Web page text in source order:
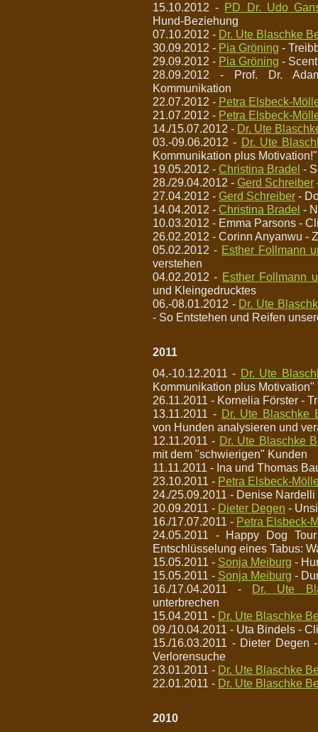
15.10.2012 - PD Dr. Udo
Hund-Beziehung
07.10.2012 - Dr. Ute Blaschke
30.09.2012 - Pia Gröning -
29.09.2012 - Pia Gröning -
28.09.2012 - Prof. Dr.
Kommunikation
22.07.2012 - Petra Elsbeck-
21.07.2012 - Petra Elsbeck-
14./15.07.2012 - Dr. Ute
03.-09.06.2012 - Dr. Ute
Kommunikation plus
19.05.2012 - Christina Bradel -
28./29.04.2012 - Gerd Schreiber
27.04.2012 - Gerd Schreiber -
14.04.2012 - Christina Bradel -
10.03.2012 - Emma Parsons -
26.02.2012 - Corinn Anyanwu -
05.02.2012 - Esther Follmann
verstehen
04.02.2012 - Esther Follmann
und Kleingedrucktes
06.-08.01.2012 - Dr. Ute
- So Entstehen und Reifen
2011
04.-10.12.2011 - Dr. Ute
Kommunikation plus
26.11.2011 - Kornelia Förster -
13.11.2011 - Dr. Ute Blaschke
von Hunden analysieren und
12.11.2011 - Dr. Ute Blaschke
mit dem "schwierigen" Kunden
11.11.2011 - Ina und Thomas
23.10.2011 - Petra Elsbeck-
24./25.09.2011 - Denise
20.09.2011 - Dieter Degen -
16./17.07.2011 - Petra Elsbeck-
24.05.2011 - Happy Dog
Entschlüsselung eines Tabus:
15.05.2011 - Sonja Meiburg -
15.05.2011 - Sonja Meiburg -
16./17.04.2011 - Dr. Ute
unterbrechen
15.04.2011 - Dr. Ute Blaschke
09./10.04.2011 - Uta Bindels -
15./16.03.2011 - Dieter Degen
Verlorensuche
23.01.2011 - Dr. Ute Blaschke
22.01.2011 - Dr. Ute Blaschke
2010